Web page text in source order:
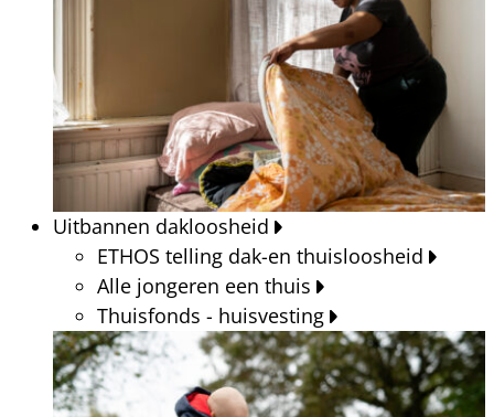
Uitbannen dakloosheid
ETHOS telling dak-en thuisloosheid
Alle jongeren een thuis
Thuisfonds - huisvesting